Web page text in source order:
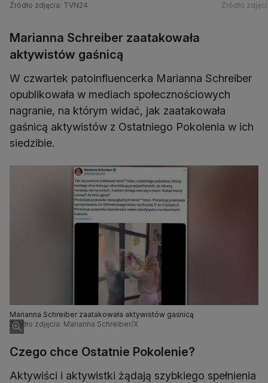
Źródło zdjęcia: TVN24
Źródło
Marianna Schreiber zaatakowała
aktywistów gaśnicą
W czwartek patoinfluencerka Marianna Schreiber
opublikowała w mediach społecznościowych
nagranie, na którym widać, jak zaatakowała
gaśnicą aktywistów z Ostatniego Pokolenia w ich
siedzibie.
Marianna Schreiber zaatakowała aktywistów gaśnicą
Źródło zdjęcia: Marianna Schreiber/X
Czego chce Ostatnie Pokolenie?
Aktywiści i aktywistki żądają szybkiego spełnienia